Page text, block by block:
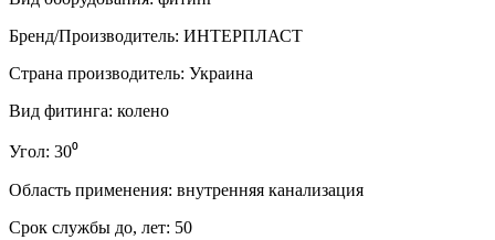
Бренд/Производитель: ИНТЕРПЛАСТ
Страна производитель: Украина
Вид фитинга: колено
Угол: 30⁰
Область применения: внутренняя канализация
Срок службы до, лет: 50